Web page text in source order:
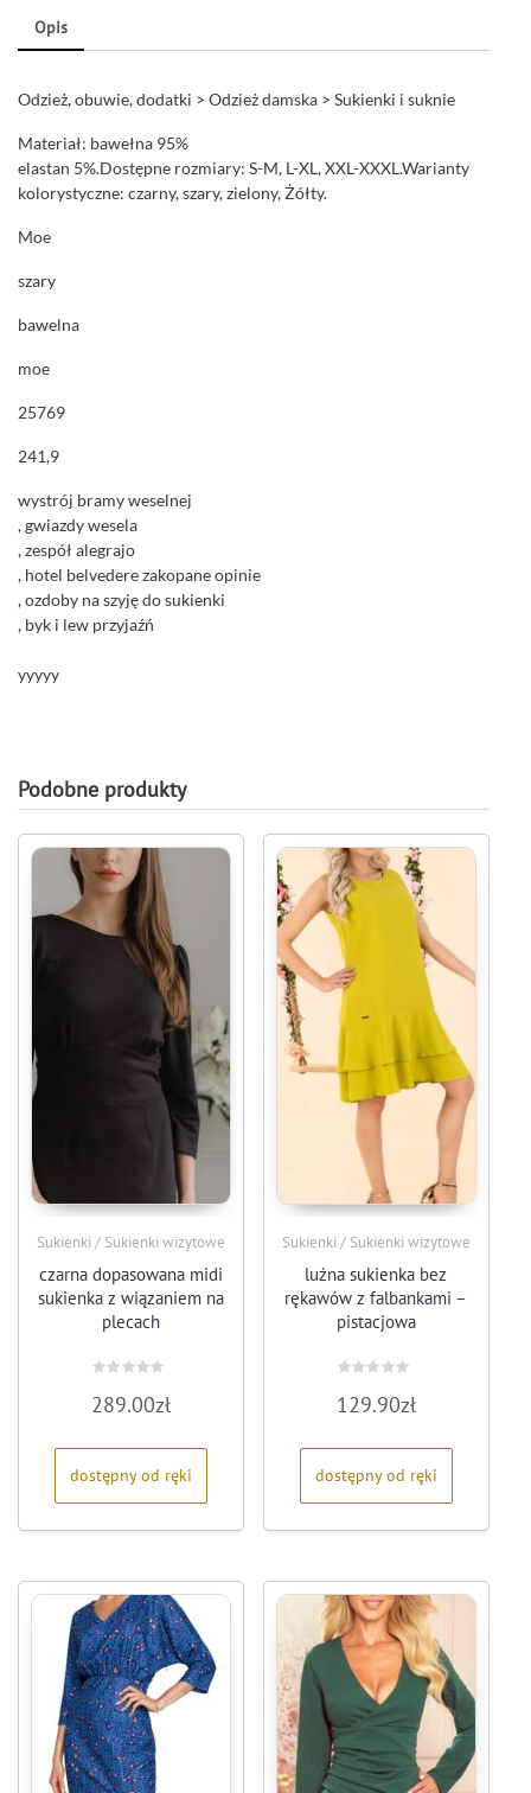
Opis
Odzież, obuwie, dodatki > Odzież damska > Sukienki i suknie
Materiał: bawełna 95%
elastan 5%.Dostępne rozmiary: S-M, L-XL, XXL-XXXL.Warianty
kolorystyczne: czarny, szary, zielony, Żółty.
Moe
szary
bawelna
moe
25769
241,9
wystrój bramy weselnej
, gwiazdy wesela
, zespół alegrajo
, hotel belvedere zakopane opinie
, ozdoby na szyję do sukienki
, byk i lew przyjaźń
yyyyy
Podobne produkty
Sukienki / Sukienki wizytowe
czarna dopasowana midi
sukienka z wiązaniem na
plecach
0
na
289.00zł
dostępny od ręki
Sukienki / Sukienki wizytowe
luźna sukienka bez
rękawów z falbankami –
pistacjowa
0
na
129.90zł
dostępny od ręki